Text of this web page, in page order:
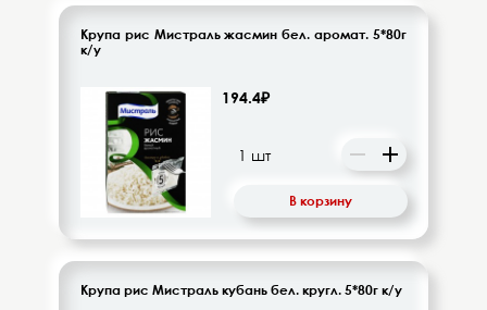
Крупа рис Мистраль жасмин бел. аромат. 5*80г
к/у
194.4₽
В корзину
Крупа рис Мистраль кубань бел. кругл. 5*80г к/у